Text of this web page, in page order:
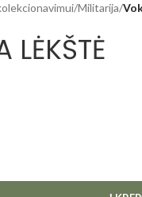
/Militarija/
LĖKŠTĖ